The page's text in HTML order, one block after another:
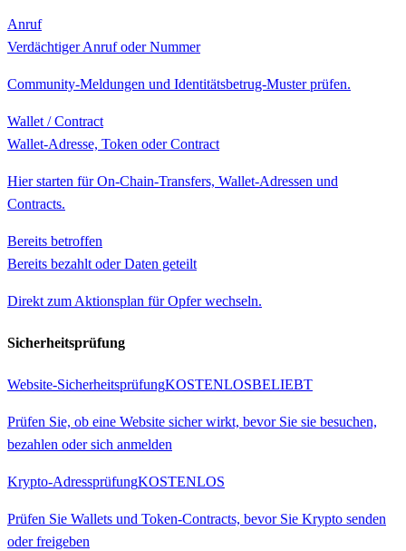
Anruf
Verdächtiger Anruf oder Nummer
Community-Meldungen und Identitätsbetrug-Muster prüfen.
Wallet / Contract
Wallet-Adresse, Token oder Contract
Hier starten für On-Chain-Transfers, Wallet-Adressen und
Contracts.
Bereits betroffen
Bereits bezahlt oder Daten geteilt
Direkt zum Aktionsplan für Opfer wechseln.
Sicherheitsprüfung
Website-SicherheitsprüfungKOSTENLOSBELIEBT
Prüfen Sie, ob eine Website sicher wirkt, bevor Sie sie besuchen,
bezahlen oder sich anmelden
Krypto-AdressprüfungKOSTENLOS
Prüfen Sie Wallets und Token-Contracts, bevor Sie Krypto senden
oder freigeben